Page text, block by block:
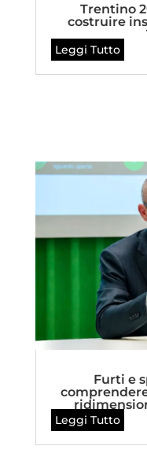
Trentino
costruire
Leggi Tutto
Furti e
Leggi Tutto